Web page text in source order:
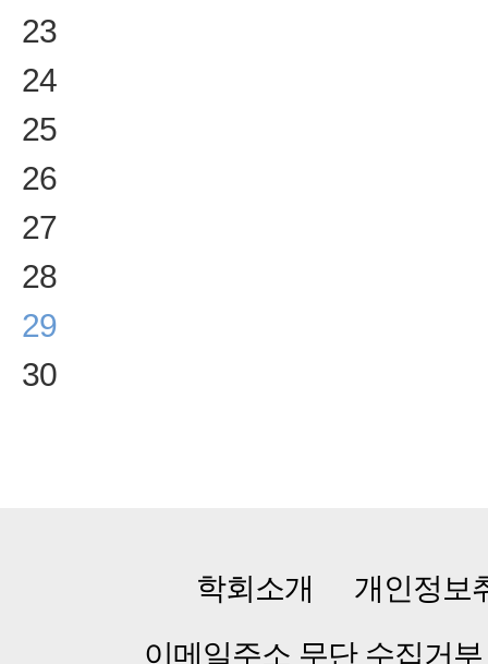
23
24
25
26
27
28
29
30
학회소개
개인정보
이메일주소 무단 수집거부